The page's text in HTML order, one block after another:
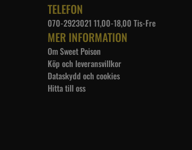
TELEFON
070-2923021 11,00-18,00 Tis-Fre
MER INFORMATION
Om Sweet Poison
Köp och leveransvillkor
Dataskydd och cookies
Hitta till oss